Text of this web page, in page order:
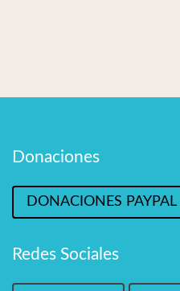
Donaciones
DONACIONES PAYPAL
Redes Sociales